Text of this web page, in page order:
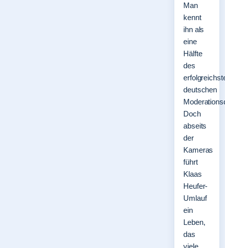
Man
kennt
ihn als
eine
Hälfte
des
deutschen
Doch
abseits
der
Kameras
führt
Klaas
Heufer-
Umlauf
ein
Leben,
das
viele